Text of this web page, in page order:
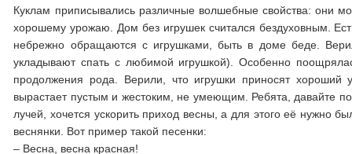
Куклам приписывались различные волшебные свойства: они
хорошему урожаю. Дом без игрушек считался бездуховным.
небрежно обращаются с игрушками, быть в доме беде.
укладывают спать с любимой игрушкой). Особенно
продолжения рода. Верили, что игрушки приносят
вырастает пустым и жестоким, не умеющим. Ребята, давайте
лучей, хочется ускорить приход весны, а для этого её нужно
веснянки. Вот пример такой песенки:
– Весна, весна красная!